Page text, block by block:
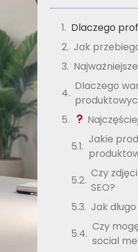
Dlaczego
Jak
Dlaczego
Jakie
Czy
SEO?
Jak
Czy
social